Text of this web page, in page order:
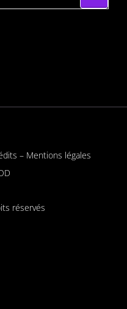
– Mentions légales
réservés